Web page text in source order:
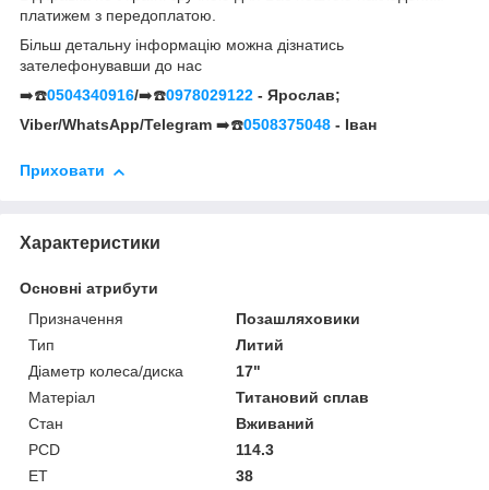
платижем з передоплатою.
Більш детальну інформацію можна дізнатись
зателефонувавши до нас
➡️☎️0504340916/➡️☎️0978029122 - Ярослав;
Viber/WhatsApp/Telegram ➡️☎️0508375048 - Іван
Приховати
Характеристики
Основні атрибути
Призначення
Позашляховики
Тип
Литий
Діаметр колеса/диска
17"
Матеріал
Титановий сплав
Стан
Вживаний
PCD
114.3
ET
38